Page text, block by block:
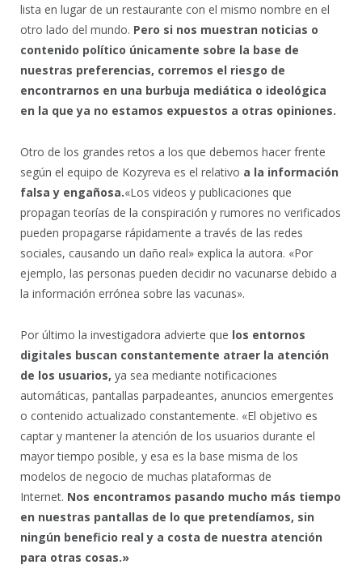
lista en lugar de un restaurante con el mismo nombre en el
otro lado del mundo. Pero si nos muestran noticias o
contenido político únicamente sobre la base de
nuestras preferencias, corremos el riesgo de
encontrarnos en una burbuja mediática o ideológica
en la que ya no estamos expuestos a otras opiniones.
Otro de los grandes retos a los que debemos hacer frente
según el equipo de Kozyreva es el relativo a la información
falsa y engañosa.«Los videos y publicaciones que
propagan teorías de la conspiración y rumores no verificados
pueden propagarse rápidamente a través de las redes
sociales, causando un daño real» explica la autora. «Por
ejemplo, las personas pueden decidir no vacunarse debido a
la información errónea sobre las vacunas».
Por último la investigadora advierte que los entornos
digitales buscan constantemente atraer la atención
de los usuarios, ya sea mediante notificaciones
automáticas, pantallas parpadeantes, anuncios emergentes
o contenido actualizado constantemente. «El objetivo es
captar y mantener la atención de los usuarios durante el
mayor tiempo posible, y esa es la base misma de los
modelos de negocio de muchas plataformas de
Internet. Nos encontramos pasando mucho más tiempo
en nuestras pantallas de lo que pretendíamos, sin
ningún beneficio real y a costa de nuestra atención
para otras cosas.»